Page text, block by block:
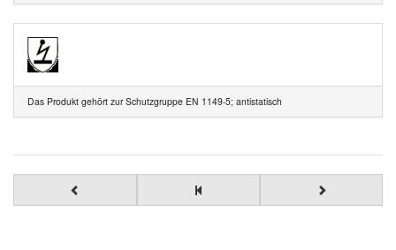
Das Produkt gehört zur Schutzgruppe EN 1149-5; antistatisch